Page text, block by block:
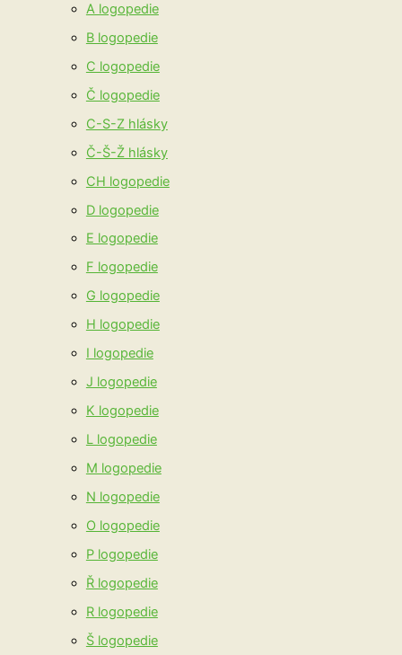
A logopedie
B logopedie
C logopedie
Č logopedie
C-S-Z hlásky
Č-Š-Ž hlásky
CH logopedie
D logopedie
E logopedie
F logopedie
G logopedie
H logopedie
I logopedie
J logopedie
K logopedie
L logopedie
M logopedie
N logopedie
O logopedie
P logopedie
Ř logopedie
R logopedie
Š logopedie